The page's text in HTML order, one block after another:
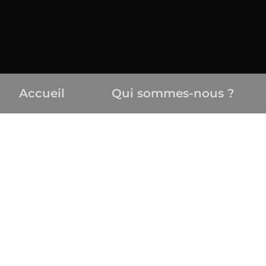
Accueil Qui sommes-nous ?